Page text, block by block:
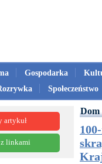
Gospodarka
Społeczeństwo
Dom
artykuł
linkami